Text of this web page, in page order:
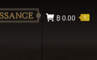
฿ 0.00 0